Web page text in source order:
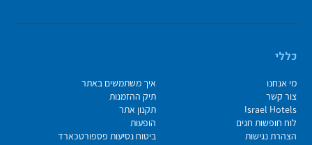
כללי
מי אנחנו
איך משתמשים באתר
צור קשר
תיק ההזמנות
Israel Hotels
תקנון אתר
לוח חופשות חגים
הופעות
הצהרת נגישות
ביטוח נסיעות פספורטכארד